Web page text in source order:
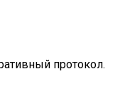
протокол.